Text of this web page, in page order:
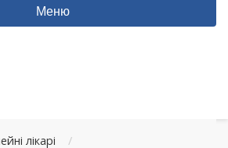
Меню
лікарі
/